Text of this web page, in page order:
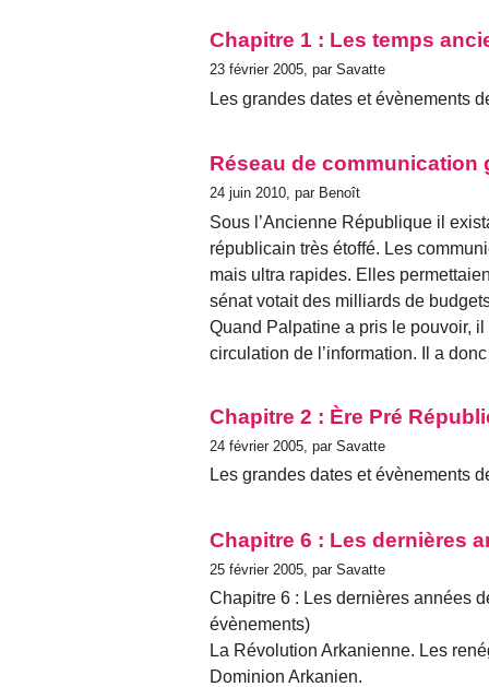
Chapitre 1 : Les temps
23 février 2005, par Savatte
Les grandes dates et évènements
Réseau de communication
24 juin 2010, par Benoît
Sous l’Ancienne République il
républicain très étoffé. Les
mais ultra rapides. Elles
sénat votait des milliards de
Quand Palpatine a pris le pouvoir,
circulation de l’information. Il a
Chapitre 2 : Ère Pré
24 février 2005, par Savatte
Les grandes dates et évènements
Chapitre 6 : Les dernières
25 février 2005, par Savatte
Chapitre 6 : Les dernières années
évènements)
La Révolution Arkanienne. Les
Dominion Arkanien.